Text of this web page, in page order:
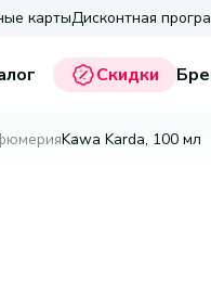
картыДисконтная
Скидки
Kawa Karda, 100 мл